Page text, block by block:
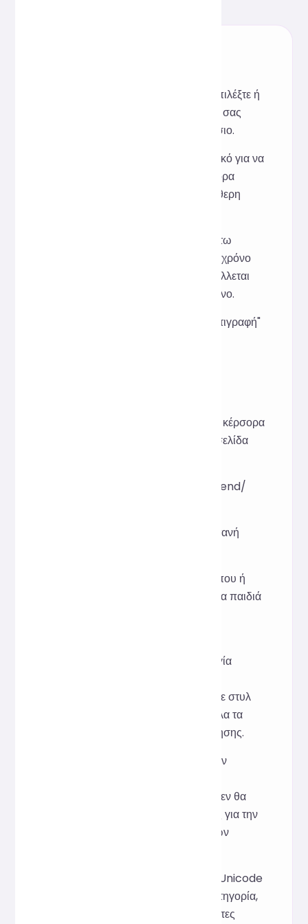
Βήμα 1. Αφού ανοίξετε το εργαλείο, επιλέξτε ή
επικολλήστε μια έκφραση Emoji που σας
αρέσει από το αναπτυσσόμενο πλαίσιο.
Βήμα 2. Χρησιμοποιήστε το ρυθμιστικό για να
προσαρμόσετε το μέγεθος του κέρσορα
(έκφραση Emoji) (υποστηρίζει ελεύθερη
Βήμα 3. Η περιοχή κειμένου παρακάτω
δημιουργεί στυλ CSS σε πραγματικό χρόνο
και ο κέρσορας του ποντικιού προβάλλεται
και ενημερώνεται σε πραγματικό χρόνο.
Βήμα 4. Κάντε κλικ στο εικονίδιο "Αντιγραφή"
Εξατομικευμένος σχεδιασμός κέρσορα
ποντικιού για ιστολόγιο/ιστοσελίδα
διακοσμήσεις σε έργα front-end/
Έμφαση στο ποντίκι στη ζωντανή
Σχεδιασμός διεπαφής ιστότοπου ή
διασκεδαστικής εφαρμογής για παιδιά
Χρησιμοποιήστε την τεχνολογία
base64 για να δημιουργήσετε στυλ
κέρσορα Emoji συμβατά με όλα τα
μεγάλα προγράμματα περιήγησης.
Όλη η επεξεργασία δεδομένων
πρόγραμμα περιήγησης και δεν θα
μεταφορτωθούν πληροφορίες για την
προστασία του απορρήτου των
Υποστηρίζει τα περισσότερα Unicode
Emoji και τα εμφανίζει ανά κατηγορία,
χωρίς την ανάγκη για πρόσθετες